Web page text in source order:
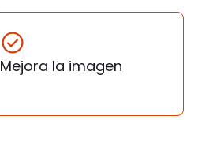
Mejora la imagen